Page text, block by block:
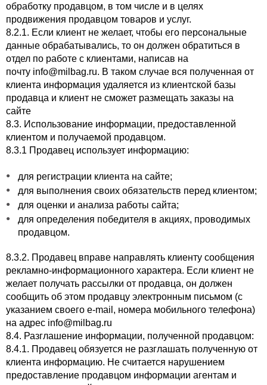
обработку продавцом, в том числе и в целях
продвижения продавцом товаров и услуг.
8.2.1. Если клиент не желает, чтобы его персональные
данные обрабатывались, то он должен обратиться в
отдел по работе с клиентами, написав на
почту info@milbag.ru. В таком случае вся полученная от
клиента информация удаляется из клиентской базы
продавца и клиент не сможет размещать заказы на
сайте
8.3. Использование информации, предоставленной
клиентом и получаемой продавцом.
8.3.1 Продавец использует информацию:
для регистрации клиента на сайте;
для выполнения своих обязательств перед клиентом;
для оценки и анализа работы сайта;
для определения победителя в акциях, проводимых
продавцом.
8.3.2. Продавец вправе направлять клиенту сообщения
рекламно-информационного характера. Если клиент не
желает получать рассылки от продавца, он должен
сообщить об этом продавцу электронным письмом (с
указанием своего e-mail, номера мобильного телефона)
на адрес info@milbag.ru
8.4. Разглашение информации, полученной продавцом:
8.4.1. Продавец обязуется не разглашать полученную от
клиента информацию. Не считается нарушением
предоставление продавцом информации агентам и